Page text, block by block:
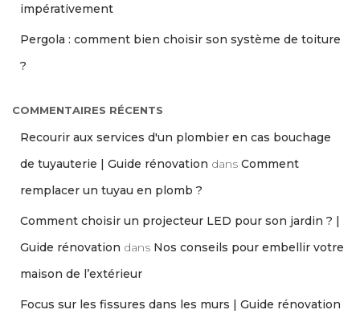
impérativement
Pergola : comment bien choisir son système de toiture
?
COMMENTAIRES RÉCENTS
Recourir aux services d'un plombier en cas bouchage
de tuyauterie | Guide rénovation dans Comment
remplacer un tuyau en plomb ?
Comment choisir un projecteur LED pour son jardin ? |
Guide rénovation dans Nos conseils pour embellir votre
maison de l’extérieur
Focus sur les fissures dans les murs | Guide rénovation